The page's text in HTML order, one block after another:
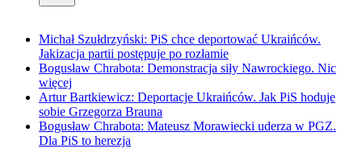
Michał Szułdrzyński: PiS chce deportować Ukraińców.
Jakizacja partii postępuje po rozłamie
Bogusław Chrabota: Demonstracja siły Nawrockiego. Nic
więcej
Artur Bartkiewicz: Deportacje Ukraińców. Jak PiS hoduje
sobie Grzegorza Brauna
Bogusław Chrabota: Mateusz Morawiecki uderza w PGZ.
Dla PiS to herezja